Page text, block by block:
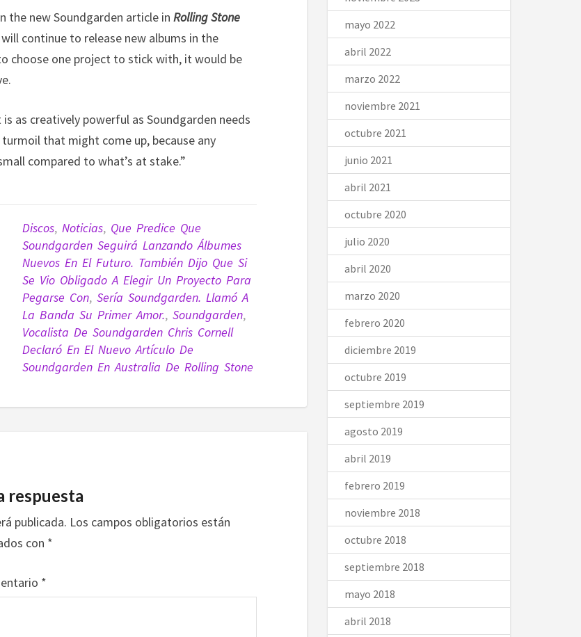
the new Soundgarden article in Rolling Stone
continue to release new albums in the
choose one project to stick with, it would be
as creatively powerful as Soundgarden needs
that might come up, because any
compared to what’s at stake.”
Discos, Noticias, Que Predice Que
Soundgarden Seguirá Lanzando Álbumes
Nuevos En El Futuro. También Dijo Que Si
Se Vio Obligado A Elegir Un Proyecto Para
Pegarse Con, Sería Soundgarden. Llamó A
La Banda Su Primer Amor., Soundgarden,
Vocalista De Soundgarden Chris Cornell
Declaró En El Nuevo Artículo De
Soundgarden En Australia De Rolling Stone
respuesta
publicada. Los campos obligatorios están
con *
*
mayo 2022
abril 2022
marzo 2022
noviembre 2021
octubre 2021
junio 2021
abril 2021
octubre 2020
julio 2020
abril 2020
marzo 2020
febrero 2020
diciembre 2019
octubre 2019
septiembre 2019
agosto 2019
abril 2019
febrero 2019
noviembre 2018
octubre 2018
septiembre 2018
mayo 2018
abril 2018